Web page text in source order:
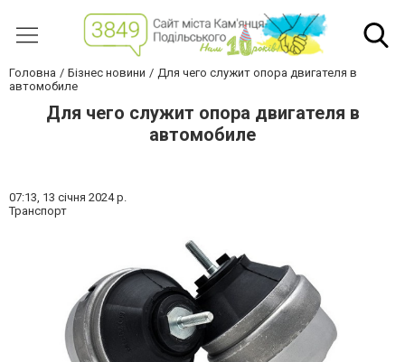
Головна Бізнес новини
Для чего служит опора двигателя в
автомобиле
Для чего служит опора двигателя в
автомобиле
07:13, 13 січня 2024 р.
Транспорт